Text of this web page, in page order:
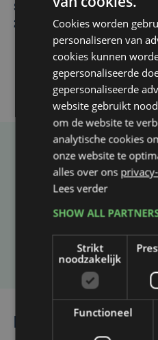
Spaanse aanvaller zet
2031 bij Club Brugge
Taalfout
Heb je een taal- of
Laat het
Lees ook
Cookies worden
personaliseren van
cookies kunnen
gepersonaliseerde
gepersonaliseerde
website gebruikt
om de website te
analytische cookies
onze website te
alles over ons privacy-
Lees verder
SHOW ALL
Strikt
noodzakelijk
Functioneel